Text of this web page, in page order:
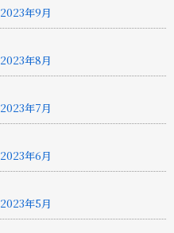
2023年9月
2023年8月
2023年7月
2023年6月
2023年5月